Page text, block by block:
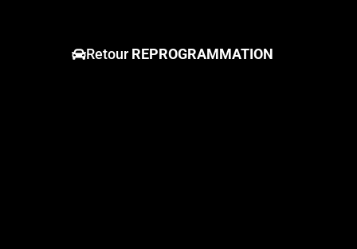
RetourREPROGRAMMATION